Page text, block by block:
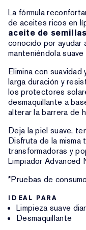
La fórmula
de aceites ricos en
aceite de
conocido por ayudar
manteniéndola suave
Elimina con
larga duración y
los protectores
desmaquillante a
alterar la barrera de
Deja la piel suave,
Disfruta de la misma
transformadoras y
Limpiador Advanced
*Pruebas de
IDEAL PARA
Limpieza suave
Desmaquillante